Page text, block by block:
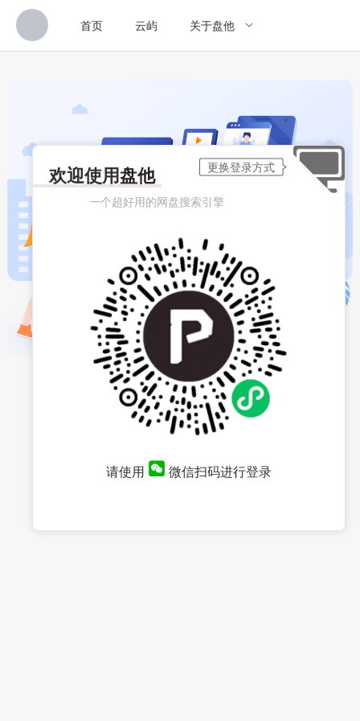
首页 云屿 关于盘他
欢迎使用盘他
一个超好用的网盘搜索引擎
请使用 微信扫码进行登录